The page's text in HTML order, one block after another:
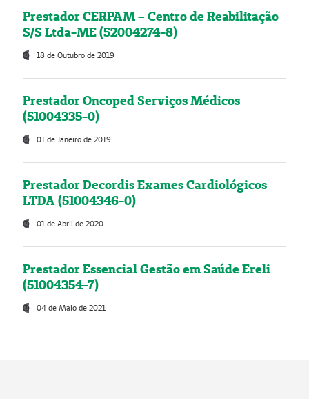
Prestador CERPAM – Centro de Reabilitação
S/S Ltda-ME (52004274-8)
18 de Outubro de 2019
Prestador Oncoped Serviços Médicos
(51004335-0)
01 de Janeiro de 2019
Prestador Decordis Exames Cardiológicos
LTDA (51004346-0)
01 de Abril de 2020
Prestador Essencial Gestão em Saúde Ereli
(51004354-7)
04 de Maio de 2021